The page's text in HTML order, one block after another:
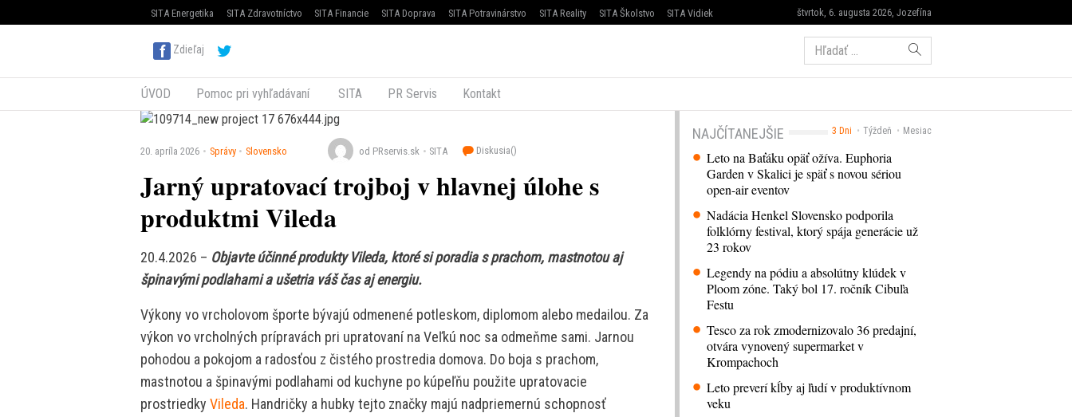
štvrtok, 6. augusta 2026, Jozefína
SITA Energetika SITA Zdravotníctvo SITA Financie SITA Doprava SITA Potravinárstvo SITA Reality SITA Školstvo SITA Vidiek
Zdieľaj Hľadať:
ÚVOD Pomoc pri vyhľadávaní SITA PR Servis Kontakt
20. apríla 2026 Správy Slovensko od PRservis.sk SITA Diskusia()
Jarný upratovací trojboj v hlavnej úlohe s
produktmi Vileda
20.4.2026 – Objavte účinné produkty Vileda, ktoré si poradia s prachom, mastnotou aj
špinavými podlahami a ušetria váš čas aj energiu.
Výkony vo vrcholovom športe bývajú odmenené potleskom, diplomom alebo medailou. Za
výkon vo vrcholných prípravách pri upratovaní na Veľkú noc sa odmeňme sami. Jarnou
pohodou a pokojom a radosťou z čistého prostredia domova. Do boja s prachom,
mastnotou a špinavými podlahami od kuchyne po kúpeľňu použite upratovacie
prostriedky Vileda. Handričky a hubky tejto značky majú nadpriemernú schopnosť
3 Dni Týždeň Mesiac
NAJČÍTANEJŠIE
Leto na Baťáku opäť ožíva. Euphoria
Garden v Skalici je späť s novou sériou
open-air eventov
Nadácia Henkel Slovensko podporila
folklórny festival, ktorý spája generácie už
23 rokov
Legendy na pódiu a absolútny klúdek v
Ploom zóne. Taký bol 17. ročník Cibuľa
Festu
Tesco za rok zmodernizovalo 36 predajní,
otvára vynovený supermarket v
Krompachoch
Leto preverí kĺby aj ľudí v produktívnom
veku